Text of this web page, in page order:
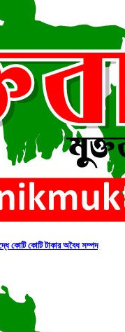
কোটি কোটি টাকার অবৈধ সম্পদ